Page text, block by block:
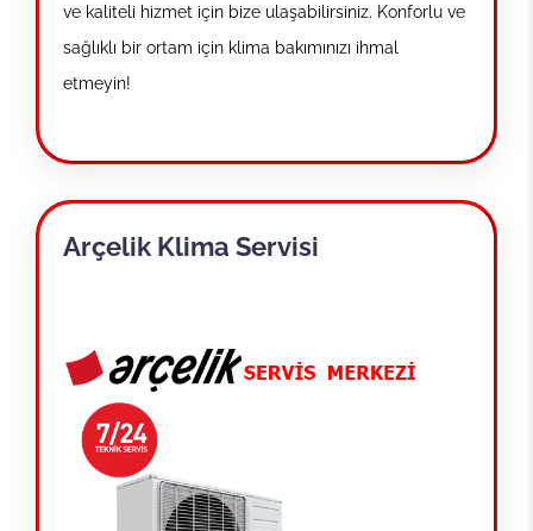
ve kaliteli hizmet için bize ulaşabilirsiniz. Konforlu ve
sağlıklı bir ortam için klima bakımınızı ihmal
etmeyin!
Arçelik Klima Servisi